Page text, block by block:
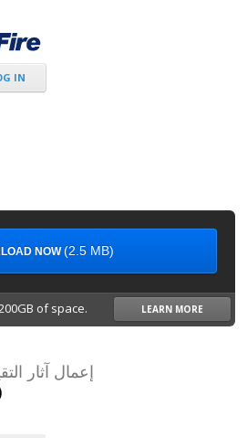
IN
of space. LEARN MORE
إعمال آثار
NOW(2.5 MB)